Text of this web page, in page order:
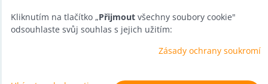
Velkoobchod
Nabídka práce
Kliknutím na tlačítko „Přijmout všechny soubory cookie"
odsouhlaste svůj souhlas s jejich užitím:
Zásady ochrany soukromí